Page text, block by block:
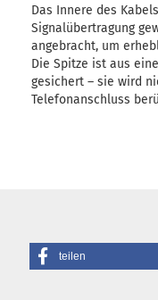
Das Innere des
Signalübertragung
angebracht, um
Die Spitze ist aus
gesichert – sie wird
Telefonanschluss
teilen